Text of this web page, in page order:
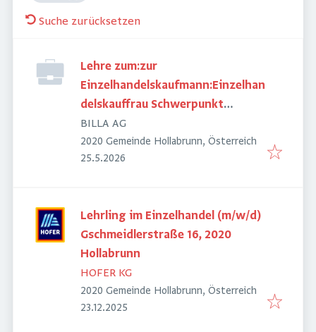
Suche zurücksetzen
Lehre zum:zur
Einzelhandelskaufmann:Einzelhan
delskauffrau Schwerpunkt
Feinkostfachverkauf
BILLA AG
2020 Gemeinde Hollabrunn, Österreich
Veröffentlicht
25.5.2026
Lehrling im Einzelhandel (m/w/d)
Gschmeidlerstraße 16, 2020
Hollabrunn
HOFER KG
2020 Gemeinde Hollabrunn, Österreich
Veröffentlicht
23.12.2025